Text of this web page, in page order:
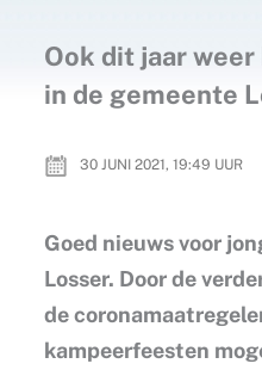
Ook dit jaar
in de gemeente
30 JUNI 2021, 19:49 UUR
Goed nieuws voor
Losser. Door de
de
kampeerfeesten